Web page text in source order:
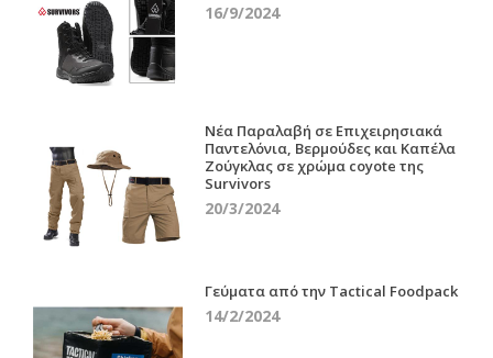
16/9/2024
Νέα Παραλαβή σε Επιχειρησιακά
Παντελόνια, Βερμούδες και Καπέλα
Ζούγκλας σε χρώμα coyote της
Survivors
20/3/2024
Γεύματα από την Tactical Foodpack
14/2/2024